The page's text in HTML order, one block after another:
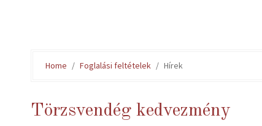
Home Foglalási feltételek Hírek
Törzsvendég kedvezmény